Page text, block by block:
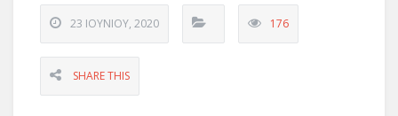
23 ΙΟΥΝΊΟΥ, 2020 176
SHARE THIS